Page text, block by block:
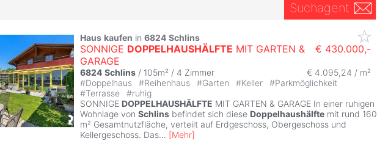
Suchagent
Haus kaufen in 6824 Schlins
SONNIGE DOPPELHAUSHÄLFTE MIT GARTEN &
GARAGE
€ 430.000,-
6824 Schlins / 105m² / 4 Zimmer
€ 4.095,24 / m²
#Doppelhaus #Reihenhaus #Garten #Keller #Parkmöglichkeit
#Terrasse #ruhig
SONNIGE DOPPELHAUSHÄLFTE MIT GARTEN & GARAGE In einer ruhigen
Wohnlage von Schlins befindet sich diese Doppelhaushälfte mit rund 160
m² Gesamtnutzfläche, verteilt auf Erdgeschoss, Obergeschoss und
Kellergeschoss. Das... [Mehr]